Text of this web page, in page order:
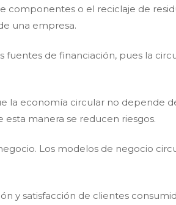
o el reciclaje de
una empresa.
fuentes de financiación, pues la
la economía circular no depende
manera se reducen riesgos.
Los modelos de negocio
y satisfacción de clientes